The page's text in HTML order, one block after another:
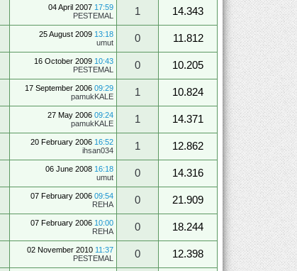
04 April 2007 17:59
PESTEMAL
1
14.343
25 August 2009 13:18
umut
0
11.812
16 October 2009 10:43
PESTEMAL
0
10.205
17 September 2006 09:29
pamukKALE
1
10.824
27 May 2006 09:24
pamukKALE
1
14.371
20 February 2006 16:52
ihsan034
1
12.862
06 June 2008 16:18
umut
0
14.316
07 February 2006 09:54
REHA
0
21.909
07 February 2006 10:00
REHA
0
18.244
02 November 2010 11:37
PESTEMAL
0
12.398